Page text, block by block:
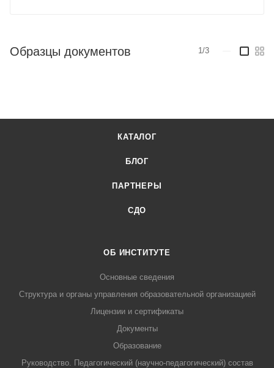
Образцы документов 1/3
КАТАЛОГ
БЛОГ
ПАРТНЕРЫ
СДО
ОБ ИНСТИТУТЕ
Основные сведения
Структура и органы управления образовательной организацией
Лицензии и сертификаты
Документы
Образование
Руководство. Педагогический (научно-педагогический) состав